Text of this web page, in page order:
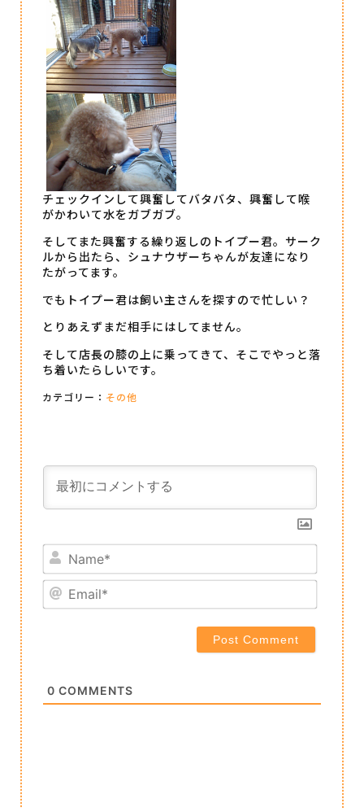
チェックインして興奮してバタバタ、興奮して喉
がかわいて水をガブガブ。
そしてまた興奮する繰り返しのトイプー君。サーク
ルから出たら、シュナウザーちゃんが友達になり
たがってます。
でもトイプー君は飼い主さんを探すので忙しい？
とりあえずまだ相手にはしてません。
そして店長の膝の上に乗ってきて、そこでやっと落
ち着いたらしいです。
カテゴリー： その他
Name*
Email*
0 COMMENTS